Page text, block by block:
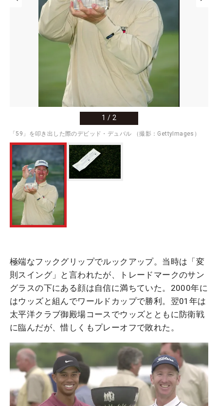
1 / 2
「59」を叩き出した際のデビッド・デュバル （撮影：GettyImages）
極端なフックグリップでルックアップ。当時は「変
則スイング」と言われたが、トレードマークのサン
グラスの下にある顔は自信に満ちていた。2000年に
はウッズと組んでワールドカップで勝利。翌01年は
太平洋クラブ御殿場コースでウッズとともに防衛戦
に臨んだが、惜しくもプレーオフで敗れた。